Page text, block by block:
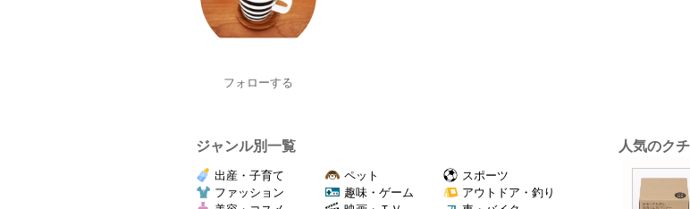
フォローする
ジャンル別一覧
出産・子育て
ファッション
ペット
趣味・ゲーム
スポーツ
アウトドア・釣り
人気のク